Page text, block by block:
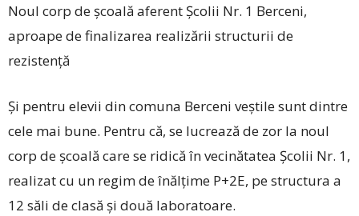
Noul corp de școală aferent Școlii Nr. 1 Berceni,
aproape de finalizarea realizării structurii de
rezistență
Și pentru elevii din comuna Berceni veștile sunt dintre
cele mai bune. Pentru că, se lucrează de zor la noul
corp de școală care se ridică în vecinătatea Școlii Nr. 1,
realizat cu un regim de înălțime P+2E, pe structura a
12 săli de clasă și două laboratoare.